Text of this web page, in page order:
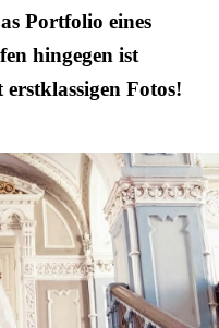
Portfolio eines
hingegen ist
Fotos!